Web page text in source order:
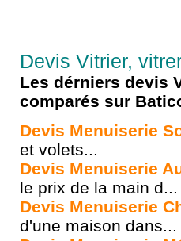
Devis Vitrier,
Les dérniers devis
comparés sur
Devis Menuiserie
et volets...
Devis Menuiserie
le prix de la main d...
Devis Menuiserie
d'une maison dans...